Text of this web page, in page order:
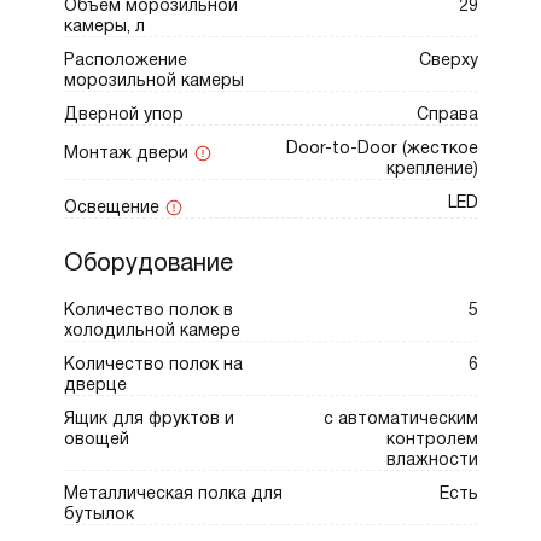
Дизайн изделия станет дополнительным
преимуществом. Универсальный внешний
вид под навесной фасад позволяет легко
интегрировать модель в любой интерьер.
Однако стоит учесть, что декоративная
панель в комплект не входит и заказывается
отдельно. Электронная система управления
параметров устройства — вы сможете с
лёгкостью настроить оптимальный уровень
температуры.
Особого внимания заслуживают
функциональные возможности устройства:
– Режим суперохлаждения мгновенно
снижает температуру продуктов, продлевая
их срок хранения — это особенно полезно
Объем морозильной
камеры, л
29
Расположение
морозильной камеры
Сверху
Дверной упор Справа
Монтаж двери
Door-to-Door (жесткое
крепление)
Освещение LED
Оборудование
Количество полок в
холодильной камере
5
Количество полок на
дверце
6
Ящик для фруктов и
овощей
с автоматическим
контролем
влажности
Металлическая полка для
бутылок
Есть